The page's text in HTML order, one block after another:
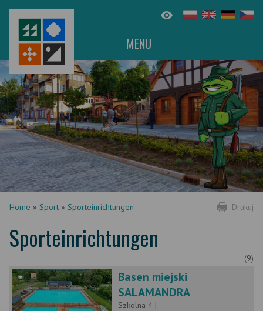
MENU
Drukuj
Home » Sport » Sporteinrichtungen
Sporteinrichtungen
(9)
Basen miejski
SALAMANDRA
Szkolna 4 |